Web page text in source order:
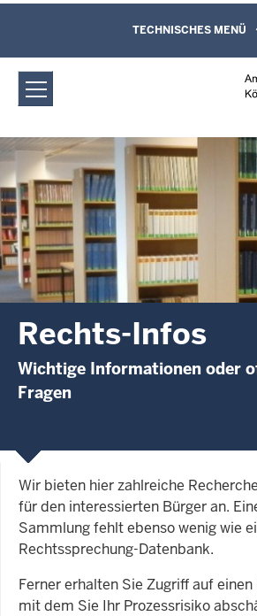
Amtsgericht Köln:
Direkt zum Inhalt
Leichte Sprache,
und Kontaktformular
TECHNISCHES MENÜ
Rechts-Infos
Wichtige Informationen oder
Fragen
Wir bieten hier zahlreiche
für den interessierten Bürger an.
Sammlung fehlt ebenso wenig wie
Rechtssprechung-Datenbank.
Ferner erhalten Sie Zugriff auf
mit dem Sie Ihr Prozessrisiko